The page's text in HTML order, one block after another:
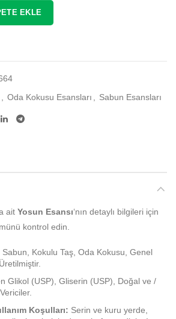
EKLE
Oda Kokusu Esansları Sabun Esansları
ait Yosun Esansı‘nın detaylı bilgileri için
kontrol edin.
Sabun, Kokulu Taş, Oda Kokusu, Genel
Glikol (USP), Gliserin (USP), Doğal ve /
Koşulları: Serin ve kuru yerde,